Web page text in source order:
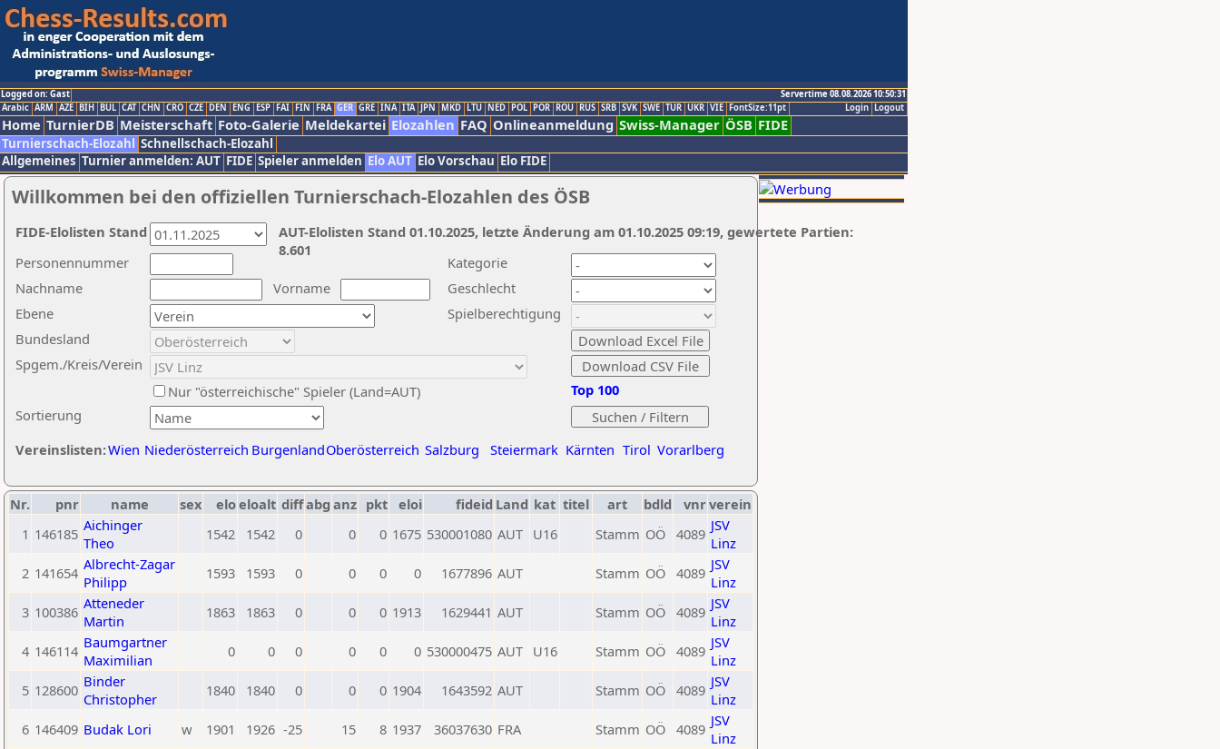
Logged on: Gast
Servertime 08.08.2026 10:50:31
Logout
Login
Arabic ARM AZE BIH BUL CAT CHN CRO CZE DEN ENG ESP FAI FIN FRA GER GRE INA ITA JPN MKD LTU NED POL POR ROU RUS SRB SVK SWE TUR UKR VIE FontSize:11pt
Home TurnierDB Meisterschaft Foto-Galerie Meldekartei Elozahlen FAQ Onlineanmeldung Swiss-Manager ÖSB FIDE
Turnierschach-Elozahl Schnellschach-Elozahl
Allgemeines Turnier anmelden: AUT FIDE Spieler anmelden Elo AUT Elo Vorschau Elo FIDE
Willkommen bei den offiziellen Turnierschach-Elozahlen des ÖSB
Nachname
Vorname
Ebene
Kategorie
Sortierung
Personennummer
Bundesland
Spgem./Kreis/Verein
Geschlecht
Nur "österreichische" Spieler (Land=AUT)
Spielberechtigung
Vereinslisten:Wien Niederösterreich BurgenlandOberösterreich Salzburg Steiermark Kärnten Tirol Vorarlberg
Top 100
AUT-Elolisten Stand 01.10.2025, letzte Änderung am 01.10.2025 09:19, gewertete Partien:
8.601
FIDE-Elolisten Stand
Nr. pnr name sex eloeloalt diffabg anz pkt eloi fideid Land kat titel art bdld vnrverein
1 146185 Aichinger
Theo
1542 1542 0 0 0 1675 530001080 AUT U16 Stamm OÖ 4089 JSV
Linz
2 141654 Albrecht-Zagar
Philipp
1593 1593 0 0 0 0 1677896 AUT Stamm OÖ 4089 JSV
Linz
3 100386 Atteneder
Martin
1863 1863 0 0 0 1913 1629441 AUT Stamm OÖ 4089 JSV
Linz
4 146114 Baumgartner
Maximilian
0 0 0 0 0 0 530000475 AUT U16 Stamm OÖ 4089 JSV
Linz
5 128600 Binder
Christopher
1840 1840 0 0 0 1904 1643592 AUT Stamm OÖ 4089 JSV
Linz
6 146409 Budak Lori w 1901 1926 -25 15 8 1937 36037630 FRA Stamm OÖ 4089 JSV
Linz